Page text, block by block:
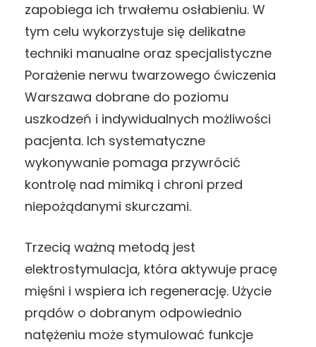
zapobiega ich trwałemu osłabieniu. W
tym celu wykorzystuje się delikatne
techniki manualne oraz specjalistyczne
Porażenie nerwu twarzowego ćwiczenia
Warszawa dobrane do poziomu
uszkodzeń i indywidualnych możliwości
pacjenta. Ich systematyczne
wykonywanie pomaga przywrócić
kontrolę nad mimiką i chroni przed
niepożądanymi skurczami.
Trzecią ważną metodą jest
elektrostymulacja, która aktywuje pracę
mięśni i wspiera ich regenerację. Użycie
prądów o dobranym odpowiednio
natężeniu może stymulować funkcje